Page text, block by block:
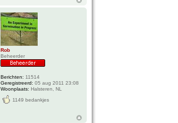
Rob
Beheerder
Berichten: 11514
Geregistreerd: 05 aug 2011 23:08
Woonplaats: Halsteren, NL
1149 bedankjes